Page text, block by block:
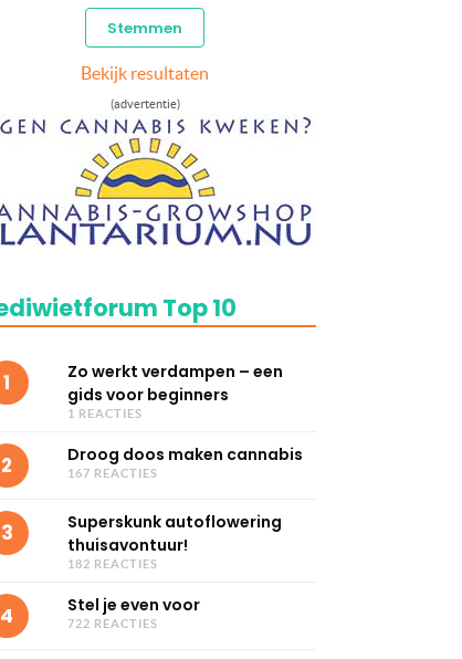
Bekijk resultaten
(advertentie)
Top 10
1
Zo werkt verdampen – een
gids voor beginners
1 REACTIES
2 Droog doos maken cannabis
167 REACTIES
3
Superskunk autoflowering
thuisavontuur!
182 REACTIES
4 Stel je even voor
722 REACTIES